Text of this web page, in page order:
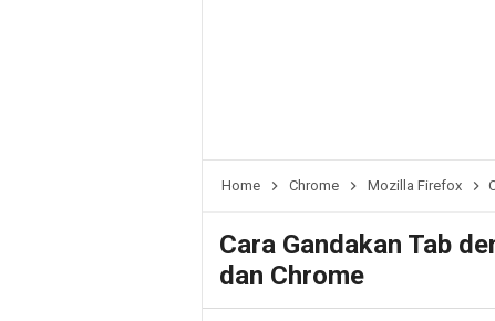
Home Chrome Mozilla Firefox
Cara Gandakan Tab
dan Chrome